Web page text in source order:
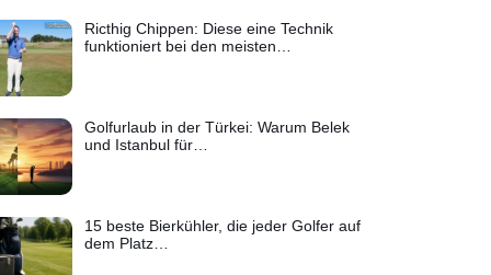
Ricthig Chippen: Diese eine Technik
funktioniert bei den meisten…
Golfurlaub in der Türkei: Warum Belek
und Istanbul für…
15 beste Bierkühler, die jeder Golfer auf
dem Platz…